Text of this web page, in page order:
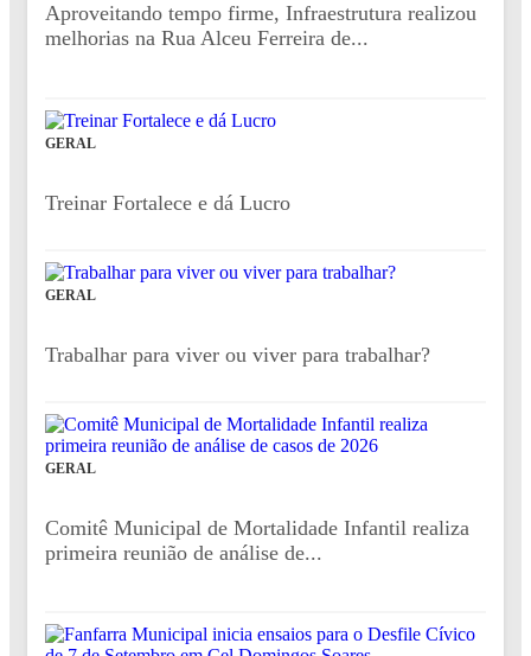
Aproveitando tempo firme, Infraestrutura realizou
melhorias na Rua Alceu Ferreira de...
GERAL
Treinar Fortalece e dá Lucro
GERAL
Trabalhar para viver ou viver para trabalhar?
GERAL
Comitê Municipal de Mortalidade Infantil realiza
primeira reunião de análise de...